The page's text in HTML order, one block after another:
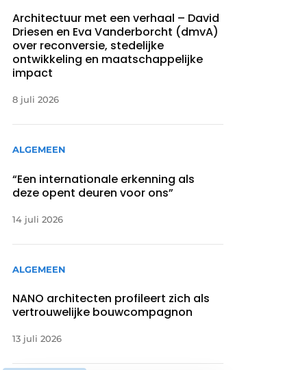
Architectuur met een verhaal – David
Driesen en Eva Vanderborcht (dmvA)
over reconversie, stedelijke
ontwikkeling en maatschappelijke
impact
8 juli 2026
ALGEMEEN
“Een internationale erkenning als
deze opent deuren voor ons”
14 juli 2026
ALGEMEEN
NANO architecten profileert zich als
vertrouwelijke bouwcompagnon
13 juli 2026